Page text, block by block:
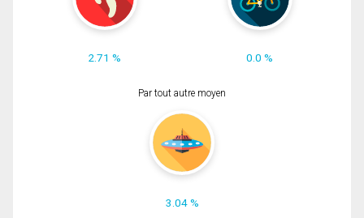
2.71 % 0.0 %
Par tout autre moyen
3.04 %